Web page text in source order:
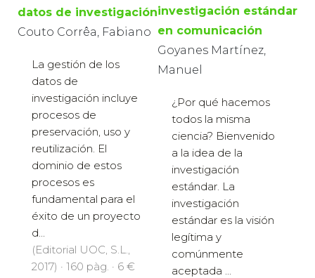
datos de investigación
Couto Corrêa, Fabiano
La gestión de los
datos de
investigación incluye
procesos de
preservación, uso y
reutilización. El
dominio de estos
procesos es
fundamental para el
éxito de un proyecto
d...
(Editorial UOC, S.L.,
2017) · 160 pàg. · 6 €
investigación estándar
en comunicación
Goyanes Martínez,
Manuel
¿Por qué hacemos
todos la misma
ciencia? Bienvenido
a la idea de la
investigación
estándar. La
investigación
estándar es la visión
legítima y
comúnmente
aceptada ...